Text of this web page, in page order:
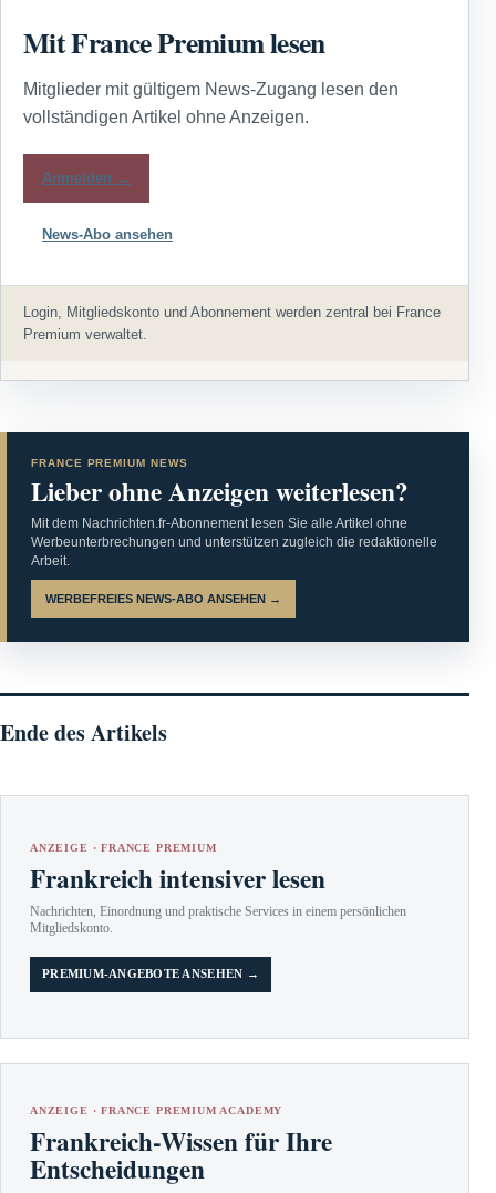
Mit France Premium lesen
Mitglieder mit gültigem News-Zugang lesen den
vollständigen Artikel ohne Anzeigen.
Anmelden →
News-Abo ansehen
Login, Mitgliedskonto und Abonnement werden zentral bei France
Premium verwaltet.
FRANCE PREMIUM NEWS
Lieber ohne Anzeigen weiterlesen?
Mit dem Nachrichten.fr-Abonnement lesen Sie alle Artikel ohne
Werbeunterbrechungen und unterstützen zugleich die redaktionelle
Arbeit.
WERBEFREIES NEWS-ABO ANSEHEN →
Ende des Artikels
ANZEIGE · FRANCE PREMIUM
Frankreich intensiver lesen
Nachrichten, Einordnung und praktische Services in einem persönlichen
Mitgliedskonto.
PREMIUM-ANGEBOTE ANSEHEN →
ANZEIGE · FRANCE PREMIUM ACADEMY
Frankreich-Wissen für Ihre
Entscheidungen